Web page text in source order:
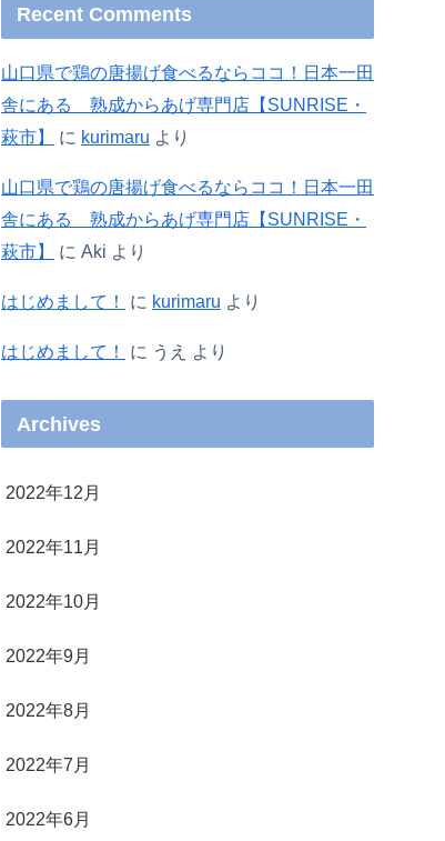
Recent Comments
山口県で鶏の唐揚げ食べるならココ！日本一田
舎にある 熟成からあげ専門店【SUNRISE・
萩市】
に kurimaru より
山口県で鶏の唐揚げ食べるならココ！日本一田
舎にある 熟成からあげ専門店【SUNRISE・
萩市】
に Aki より
はじめまして！ に kurimaru より
はじめまして！ に うえ より
Archives
2022年12月
2022年11月
2022年10月
2022年9月
2022年8月
2022年7月
2022年6月